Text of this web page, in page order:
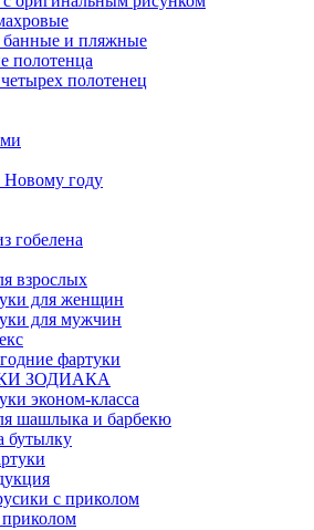
банные и пляжные
полотенца
полотенец
Новому году
гобелена
взрослых
для женщин
для мужчин
фартуки
ЗОДИАКА
эконом-класса
шашлыка и барбекю
бутылку
с приколом
приколом